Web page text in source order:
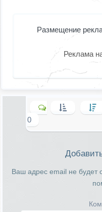
Размещение
Реклама
0
Ваш адрес email не будет